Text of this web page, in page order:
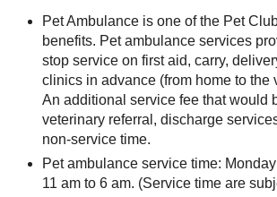
Pet Ambulance is one of the Pet
benefits. Pet ambulance services
stop service on first aid, carry,
clinics in advance (from home to the
An additional service fee that would
veterinary referral, discharge
non-service time.
Pet ambulance service time:
11 am to 6 am. (Service time are